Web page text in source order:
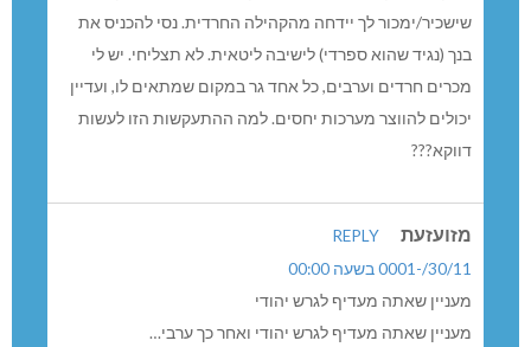
ימכור לך יידחה מהקהילה החרדית. נסי להכניס את
(נגיד שהוא ספרדי) לישיבה ליטאית. לא תצליחי. יש לי
חרדים וערבים, כל אחד גר במקום שמתאים לו, ועדיין
להווצר מערכות יחסים. למה ההתעקשות הזו לעשות
REPLY
שאתה מעדיף לגרש יהודי
שאתה מעדיף לגרש יהודי ואחר כך ערבי…